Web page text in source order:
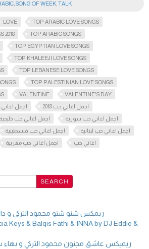
SONG OF WEEK TALK
LOVE
TOP ARABIC LOVE SONGS
2018
TOP ARABIC SONGS
TOP EGYPTIAN LOVE SONGS
TOP KHALEEJI LOVE SONGS
TOP LEBANESE LOVE SONGS
TOP PALESTINIAN LOVE SONGS
VALENTINE
VALENTINE'S DAY
اجمل
اجمل اغاني حب 2018
اجمل اغاني حب خليجية
اجمل اغاني حب سورية
اجمل اغاني حب فلسطينية
اجمل اغاني حب لبنانية
اجمل اغاني حب مغربية
اغاني حب
ريمكس شنو شنو محمود التركي و
Keys & Balqis Fathi & INNA by DJ Eddie &
ريميكس عاشق مجنون محمود التركي و